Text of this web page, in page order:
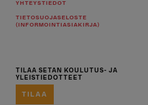
YHTEYSTIEDOT
TIETOSUOJASELOSTE
(INFORMOINTIASIAKIRJA)
TILAA SETAN KOULUTUS- JA
YLEISTIEDOTTEET
TILAA